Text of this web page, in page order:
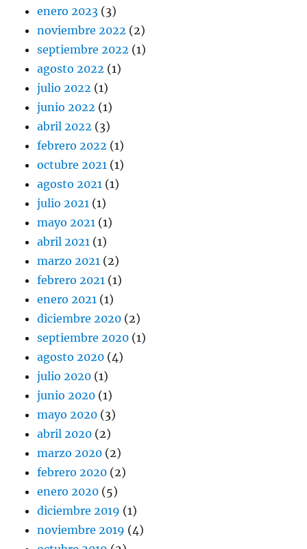
enero 2023 (3)
noviembre 2022 (2)
septiembre 2022 (1)
agosto 2022 (1)
julio 2022 (1)
junio 2022 (1)
abril 2022 (3)
febrero 2022 (1)
octubre 2021 (1)
agosto 2021 (1)
julio 2021 (1)
mayo 2021 (1)
abril 2021 (1)
marzo 2021 (2)
febrero 2021 (1)
enero 2021 (1)
diciembre 2020 (2)
septiembre 2020 (1)
agosto 2020 (4)
julio 2020 (1)
junio 2020 (1)
mayo 2020 (3)
abril 2020 (2)
marzo 2020 (2)
febrero 2020 (2)
enero 2020 (5)
diciembre 2019 (1)
noviembre 2019 (4)